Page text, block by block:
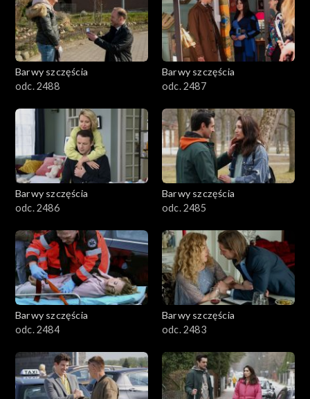
1101–1200
1001–1100
901–1000
801–900
782–800
Barwy szczęścia
odc. 2488
Barwy szczęścia
odc. 2487
Barwy szczęścia
odc. 2486
Barwy szczęścia
odc. 2485
Barwy szczęścia
odc. 2484
Barwy szczęścia
odc. 2483